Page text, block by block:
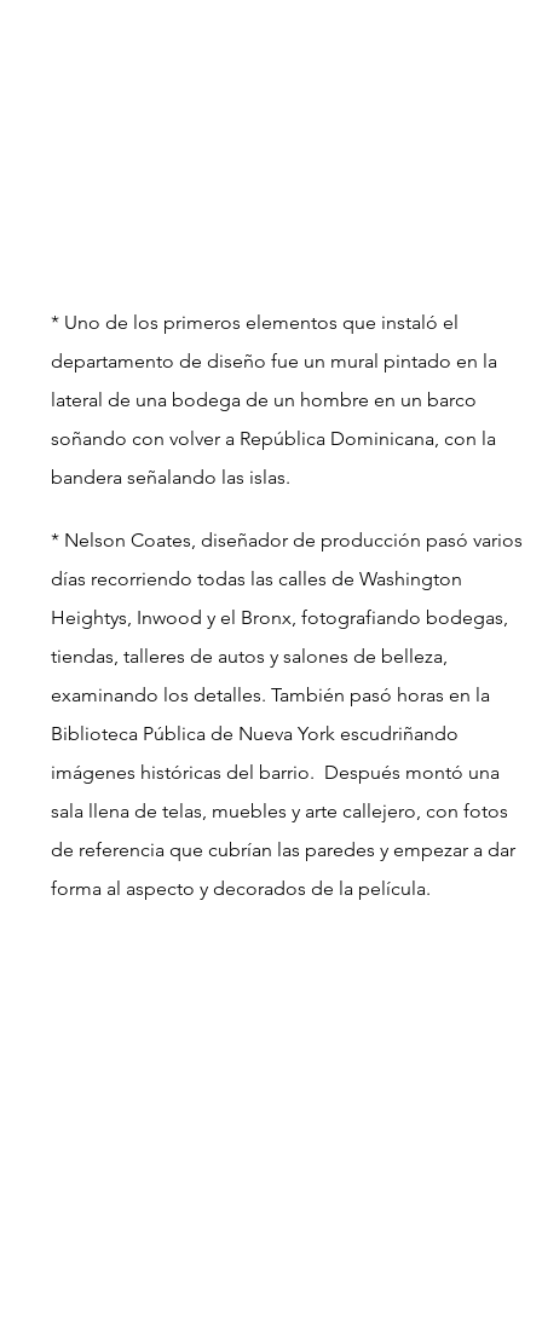
* Uno de los primeros elementos que instaló el
departamento de diseño fue un mural pintado en la
lateral de una bodega de un hombre en un barco
soñando con volver a República Dominicana, con la
bandera señalando las islas.
* Nelson Coates, diseñador de producción pasó varios
días recorriendo todas las calles de Washington
Heightys, Inwood y el Bronx, fotografiando bodegas,
tiendas, talleres de autos y salones de belleza,
examinando los detalles. También pasó horas en la
Biblioteca Pública de Nueva York escudriñando
imágenes históricas del barrio.  Después montó una
sala llena de telas, muebles y arte callejero, con fotos
de referencia que cubrían las paredes y empezar a dar
forma al aspecto y decorados de la película.